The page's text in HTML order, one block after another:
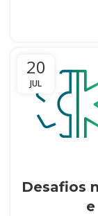
20
JUL
Desafios